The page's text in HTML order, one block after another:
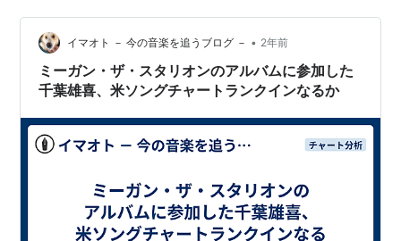
イマオト － 今の音楽を追うブログ － • 2年前
ミーガン・ザ・スタリオンのアルバムに参加した
千葉雄喜、米ソングチャートランクインなるか